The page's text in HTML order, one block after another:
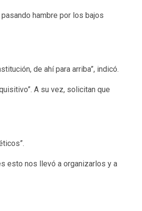
hambre por los bajos
de ahí para arriba”, indicó.
A su vez, solicitan que
esto nos llevó a organizarlos y a